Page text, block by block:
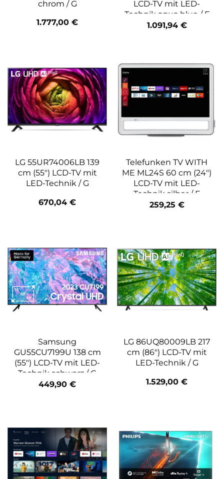
chrom / G
1.777,00 €
LCD-TV mit LED-
Technik aqua blue / F
1.091,94 €
LG 55UR74006LB 139
cm (55″) LCD-TV mit
LED-Technik / G
670,04 €
Telefunken TV WITH
ME ML24S 60 cm (24″)
LCD-TV mit LED-
Technik silber / F
259,25 €
Samsung
GU55CU7199U 138 cm
(55″) LCD-TV mit LED-
Technik schwarz / G
449,90 €
LG 86UQ80009LB 217
cm (86″) LCD-TV mit
LED-Technik / G
1.529,00 €